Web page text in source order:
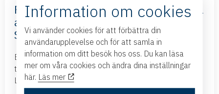
Frihandelsavtalet med Mercosur – nya
affärsmöjligheter – med Business
Sweden
Business Swedens kontor i Brasilien och Argentina
tillsammans med ambassadören i Brasilien kommer till
Linköping och presenterar det nya frihandelsavtalet...
Information om cookies
Vi använder cookies för att förbättra din
användarupplevelse och för att samla in
information om ditt besök hos oss. Du kan läsa
mer om våra cookies och ändra dina inställningar
här. Läs mer